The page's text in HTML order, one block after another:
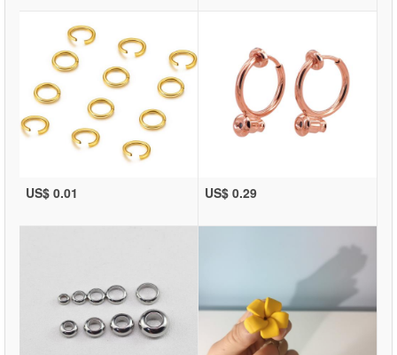
US$ 0.01 US$ 0.29